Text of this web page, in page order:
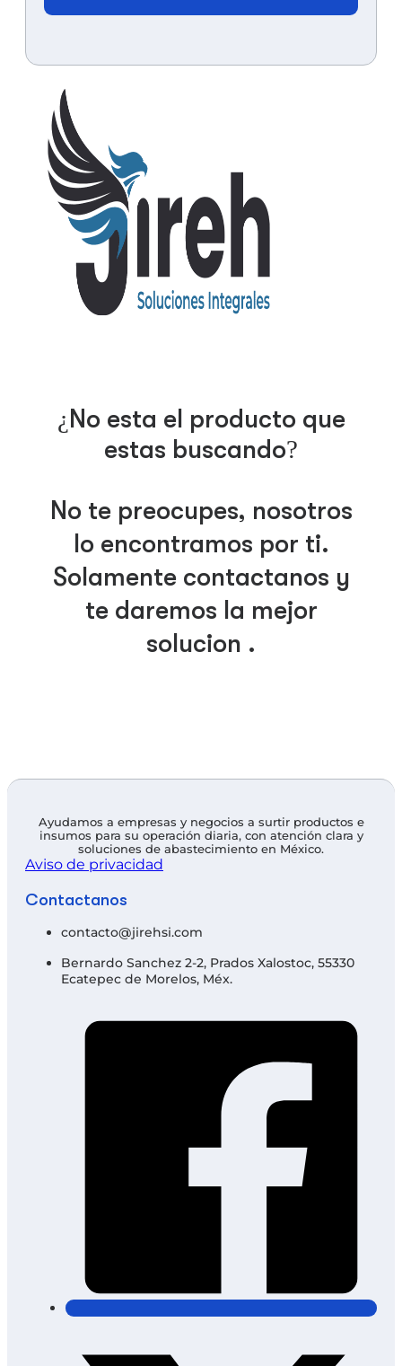
¿No esta el producto que
estas buscando?
No te preocupes, nosotros
lo encontramos por ti.
Solamente contáctanos y
te daremos la mejor
solución .
Ayudamos a empresas y negocios a surtir productos e
insumos para su operación diaria, con atención clara y
soluciones de abastecimiento en México.
Aviso de privacidad
Contáctanos
contacto@jirehsi.com
Bernardo Sanchez 2-2, Prados Xalostoc, 55330
Ecatepec de Morelos, Méx.